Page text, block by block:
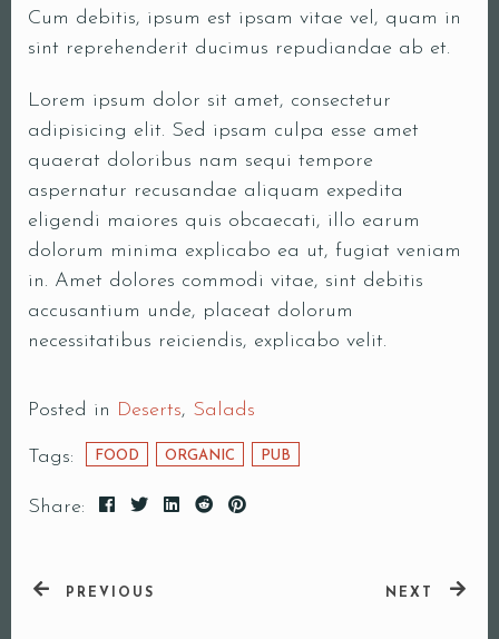
Cum debitis, ipsum est ipsam vitae vel, quam in
sint reprehenderit ducimus repudiandae ab et.
Lorem ipsum dolor sit amet, consectetur
adipisicing elit. Sed ipsam culpa esse amet
quaerat doloribus nam sequi tempore
aspernatur recusandae aliquam expedita
eligendi maiores quis obcaecati, illo earum
dolorum minima explicabo ea ut, fugiat veniam
in. Amet dolores commodi vitae, sint debitis
accusantium unde, placeat dolorum
necessitatibus reiciendis, explicabo velit.
Posted in Deserts, Salads
Tags: FOOD ORGANIC PUB
Share:
PREVIOUS NEXT
Time
RESERVE A TABLE